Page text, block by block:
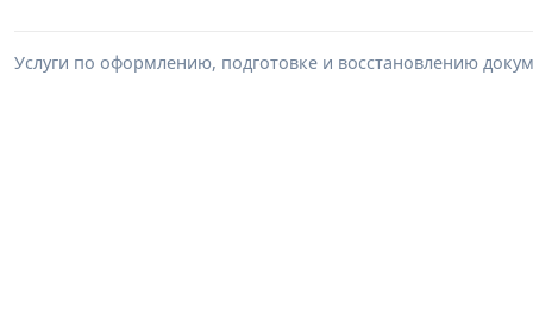
Услуги по оформлению, подготовке и восстановлению